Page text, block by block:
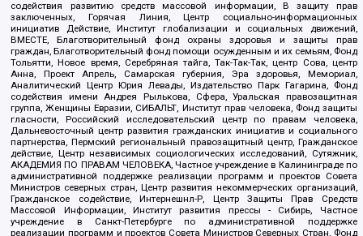
содействия развитию средств массовой информации, В защиту прав
заключенных, Горячая Линия, Центр социально-информационных
инициатив Действие, Институт глобализации и социальных движений,
ВМЕСТЕ, Благотворительный фонд охраны здоровья и защиты прав
граждан, Благотворительный фонд помощи осужденным и их семьям, Фонд
Тольятти, Новое время, Серебряная тайга, Так-Так-Так, центр Сова, центр
Анна, Проект Апрель, Самарская губерния, Эра здоровья, Мемориал,
Аналитический Центр Юрия Левады, Издательство Парк Гагарина, Фонд
содействия имени Андрея Рылькова, Сфера, Уральская правозащитная
группа, Женщины Евразии, СИБАЛЬТ, Институт прав человека, Фонд защиты
гласности, Российский исследовательский центр по правам человека,
Дальневосточный центр развития гражданских инициатив и социального
партнерства, Пермский региональный правозащитный центр, Гражданское
действие, Центр независимых социологических исследований, Сутяжник,
АКАДЕМИЯ ПО ПРАВАМ ЧЕЛОВЕКА, Частное учреждение в Калининграде по
административной поддержке реализации программ и проектов Совета
Министров северных стран, Центр развития некоммерческих организаций,
Гражданское содействие, Интернешнл-Р, Центр Защиты Прав Средств
Массовой Информации, Институт развития прессы - Сибирь, Частное
учреждение в Санкт-Петербурге по административной поддержке
реализации программ и проектов Совета Министров Северных Стран, Фонд